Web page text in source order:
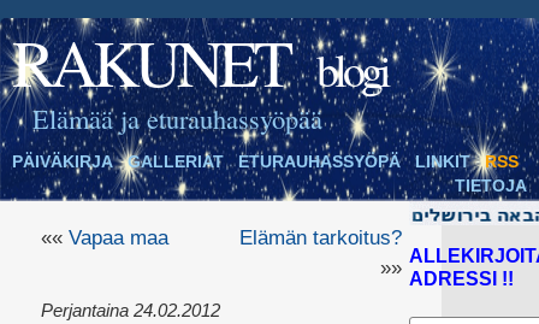
RAKUNET blogi
Elämää ja eturauhassyöpää
PÄIVÄKIRJA GALLERIAT ETURAUHASSYÖPÄ LINKIT
RSS
TIETOJA
«« Vapaa maa
Elämän tarkoitus?
»»
Perjantaina 24.02.2012
ADRESSI !!